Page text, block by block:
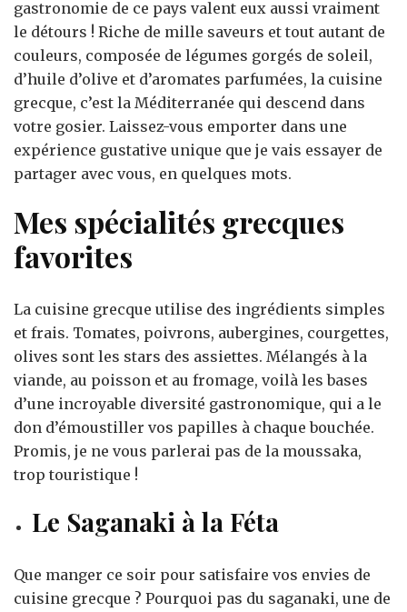
gastronomie de ce pays valent eux aussi vraiment
le détours ! Riche de mille saveurs et tout autant de
couleurs, composée de légumes gorgés de soleil,
d’huile d’olive et d’aromates parfumées, la cuisine
grecque, c’est la Méditerranée qui descend dans
votre gosier. Laissez-vous emporter dans une
expérience gustative unique que je vais essayer de
partager avec vous, en quelques mots.
Mes spécialités grecques
favorites
La cuisine grecque utilise des ingrédients simples
et frais. Tomates, poivrons, aubergines, courgettes,
olives sont les stars des assiettes. Mélangés à la
viande, au poisson et au fromage, voilà les bases
d’une incroyable diversité gastronomique, qui a le
don d’émoustiller vos papilles à chaque bouchée.
Promis, je ne vous parlerai pas de la moussaka,
trop touristique !
Le Saganaki à la Féta
Que manger ce soir pour satisfaire vos envies de
cuisine grecque ? Pourquoi pas du saganaki, une de